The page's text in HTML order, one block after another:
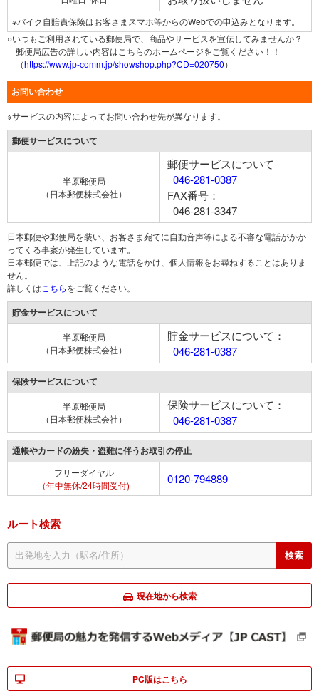
※バイク自賠責保険はお客さまスマホ等からのWebでの申込みとなります。
○いつもご利用されている郵便局で、商品やサービスを宣伝してみませんか？
郵便局広告の詳しい内容はこちらのホームページをご覧ください！！
（https://www.jp-comm.jp/showshop.php?CD=020750）
お問い合わせ
※サービスの内容によってお問い合わせ先が異なります。
郵便サービスについて
半原郵便局
（日本郵便株式会社）
郵便サービスについて
046-281-0387
FAX番号：
046-281-3347
日本郵便や郵便局を装い、お客さま宛てに自動音声等による不審な電話がかか
ってくる事案が発生しています。
日本郵便では、上記のような電話をかけ、個人情報をお尋ねすることはありま
せん。
詳しくは こちらをご覧ください。
貯金サービスについて
半原郵便局
（日本郵便株式会社）
貯金サービスについて：
046-281-0387
保険サービスについて
半原郵便局
（日本郵便株式会社）
保険サービスについて：
046-281-0387
通帳やカードの紛失・盗難に伴うお取引の停止
フリーダイヤル
（年中無休/24時間受付)
0120-794889
ルート検索
現在地から検索
PC版はこちら